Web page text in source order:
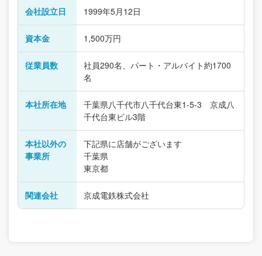
会社設立日 1999年5月12日
資本金 1,500万円
従業員数
社員290名、パート・アルバイト約1700
名
本社所在地
千葉県八千代市八千代台東1-5-3 京成八
千代台東ビル3階
本社以外の
事業所
下記県に店舗がございます
千葉県
東京都
関連会社 京成電鉄株式会社